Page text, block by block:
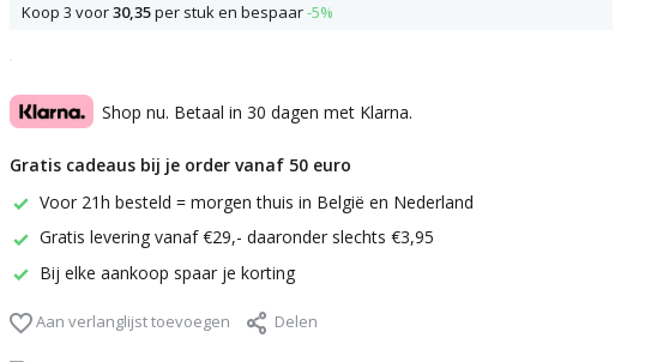
Koop 3 voor30,35per stuk en bespaar-5%
Shop nu. Betaal in 30 dagen met Klarna.
Gratis cadeaus bij je order vanaf 50 euro
Voor 21h besteld = morgen thuis in België en Nederland
Gratis levering vanaf €29,- daaronder slechts €3,95
Bij elke aankoop spaar je korting
Aan verlanglijst toevoegen Delen